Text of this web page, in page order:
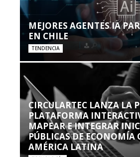
MEJORES AGENTES IA
EN CHILE
TENDENCIA
CIRCULARTEC LANZA LA
PLATAFORMA
MAPEAR E INTEGRAR
PÚBLICAS DE ECONOMÍA
AMÉRICA LATINA